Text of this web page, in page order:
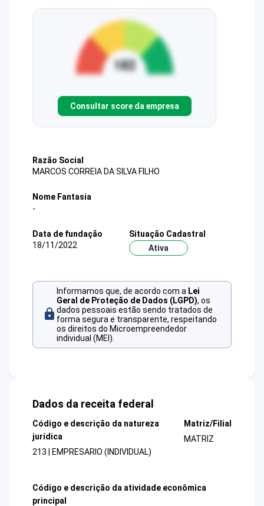
Consultar score da empresa
Razão Social
MARCOS CORREIA DA SILVA FILHO
Nome Fantasia
-
Data de fundação
18/11/2022
Situação Cadastral
Ativa
Informamos que, de acordo com a Lei
Geral de Proteção de Dados (LGPD), os
dados pessoais estão sendo tratados de
forma segura e transparente, respeitando
os direitos do Microempreendedor
individual (MEI).
Dados da receita federal
Código e descrição da natureza
jurídica
213 | EMPRESARIO (INDIVIDUAL)
Matriz/Filial
MATRIZ
Código e descrição da atividade econômica
principal